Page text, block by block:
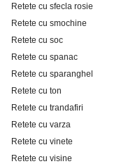
Retete cu sfecla rosie
Retete cu smochine
Retete cu soc
Retete cu spanac
Retete cu sparanghel
Retete cu ton
Retete cu trandafiri
Retete cu varza
Retete cu vinete
Retete cu visine